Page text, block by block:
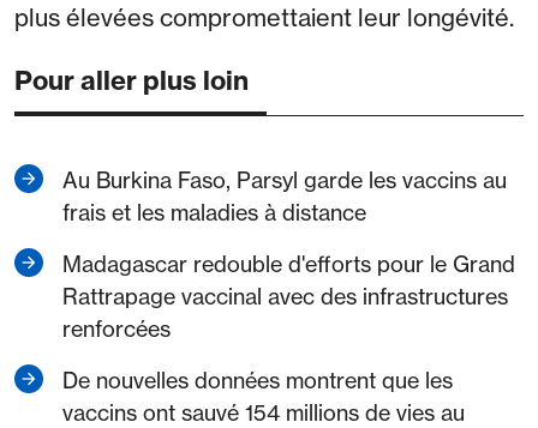
plus élevées compromettaient leur longévité.
Pour aller plus loin
Au Burkina Faso, Parsyl garde les vaccins au
frais et les maladies à distance
Madagascar redouble d'efforts pour le Grand
Rattrapage vaccinal avec des infrastructures
renforcées
De nouvelles données montrent que les
vaccins ont sauvé 154 millions de vies au